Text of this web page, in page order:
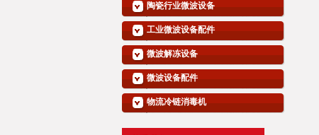
陶瓷行业微波设备
工业微波设备配件
微波解冻设备
微波设备配件
物流冷链消毒机